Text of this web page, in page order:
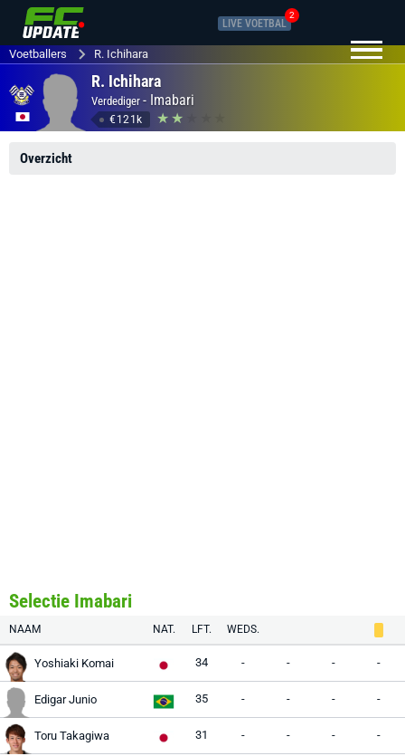
LIVE VOETBAL
2
Voetballers R. Ichihara
R. Ichihara
Verdediger - Imabari
€121k
Overzicht
Selectie Imabari
NAAM NAT. LFT. WEDS.
Yoshiaki Komai 34 - - - -
Edigar Junio 35 - - - -
Toru Takagiwa 31 - - - -